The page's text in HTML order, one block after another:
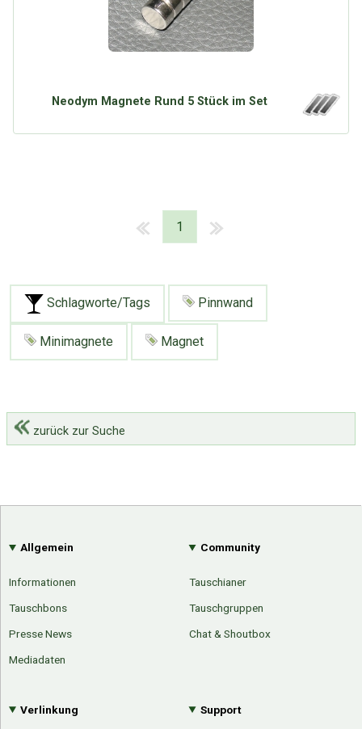
Neodym Magnete Rund 5 Stück im Set
1
Schlagworte/Tags Pinnwand
Minimagnete Magnet
zurück zur Suche
Allgemein
Informationen
Tauschbons
Presse News
Mediadaten
Community
Tauschianer
Tauschgruppen
Chat & Shoutbox
Verlinkung Support